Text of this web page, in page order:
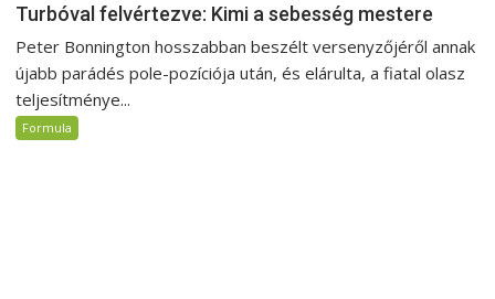
Turbóval felvértezve: Kimi a sebesség mestere
Peter Bonnington hosszabban beszélt versenyzőjéről annak
újabb parádés pole-pozíciója után, és elárulta, a fiatal olasz
teljesítménye...
Formula